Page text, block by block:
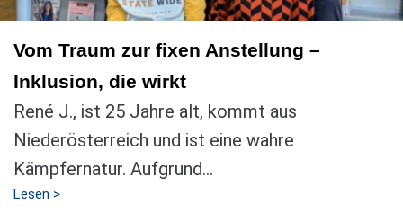
Vom Traum zur fixen Anstellung –
Inklusion, die wirkt
René J., ist 25 Jahre alt, kommt aus
Niederösterreich und ist eine wahre
Kämpfernatur. Aufgrund...
Lesen >